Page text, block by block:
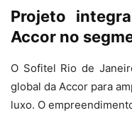
Projeto
Accor no
O Sofitel Rio de
global da Accor para
luxo. O